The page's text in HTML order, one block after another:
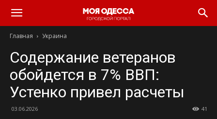
Моя
Одесса
Главная Украина
Содержание ветеранов
обойдется в 7% ВВП:
Устенко привел расчеты
03.06.2026 41